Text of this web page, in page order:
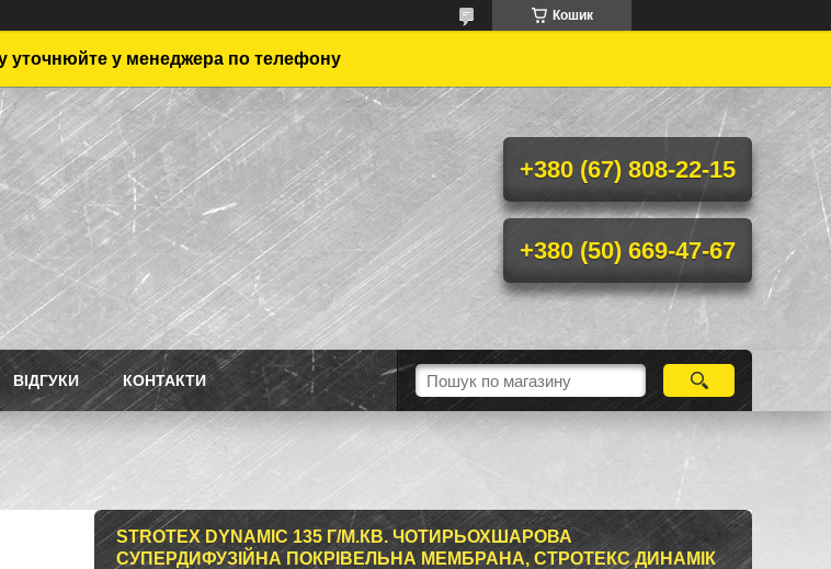
Кошик
уточнюйте у менеджера по телефону
+380 (67) 808-22-15
+380 (50) 669-47-67
ВІДГУКИ КОНТАКТИ
STROTEX DYNAMIC 135 Г/М.КВ. ЧОТИРЬОХШАРОВА
СУПЕРДИФУЗІЙНА ПОКРІВЕЛЬНА МЕМБРАНА, СТРОТЕКС ДИНАМІК